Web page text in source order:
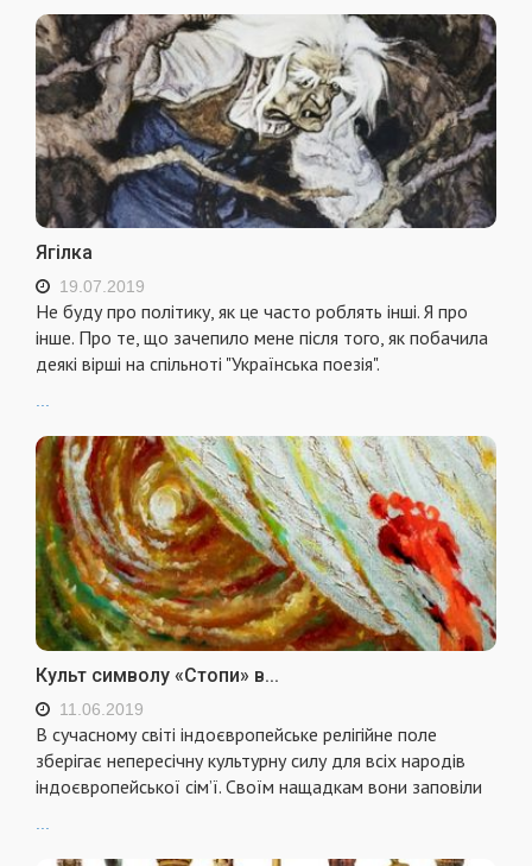
Ягілка
19.07.2019
Не буду про політику, як це часто роблять інші. Я про
інше. Про те, що зачепило мене після того, як побачила
деякі вірші на спільноті "Українська поезія".
...
Культ символу «Стопи» в...
11.06.2019
В сучасному світі індоєвропейське релігійне поле
зберігає непересічну культурну силу для всіх народів
індоєвропейської сім’ї. Своїм нащадкам вони заповіли